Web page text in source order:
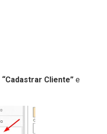
“Cadastrar Cliente” e